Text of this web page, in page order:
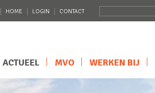
HOME LOGIN CONTACT
ACTUEEL MVO WERKEN BIJ